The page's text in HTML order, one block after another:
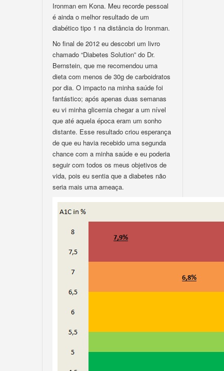
Ironman em Kona. Meu recorde pessoal
é ainda o melhor resultado de um
diabético tipo 1 na distância do Ironman.
No final de 2012 eu descobri um livro
chamado “Diabetes Solution” do Dr.
Bernstein, que me recomendou uma
dieta com menos de 30g de carboidratos
por dia. O impacto na minha saúde foi
fantástico; após apenas duas semanas
eu vi minha glicemia chegar a um nível
que até aquela época eram um sonho
distante. Esse resultado criou esperança
de que eu havia recebido uma segunda
chance com a minha saúde e eu poderia
seguir com todos os meus objetivos de
vida, pois eu sentia que a diabetes não
seria mais uma ameaça.